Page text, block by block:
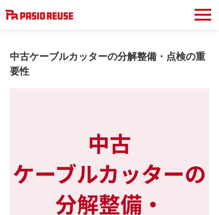
中古ケーブルカッターの分解整備・点検の重
要性